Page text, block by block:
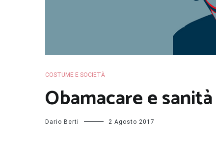
COSTUME E SOCIETÀ
Obamacare e
Dario Berti 2 Agosto 2017